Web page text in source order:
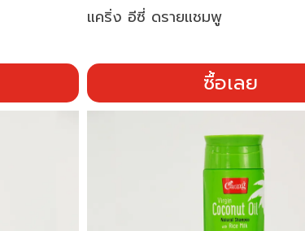
แคริ่ง อีซี่ ดรายแชมพู
ซื้อเลย